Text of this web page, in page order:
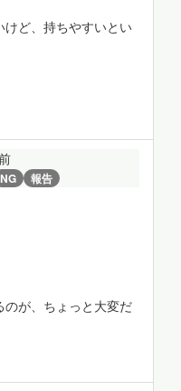
ど、持ちやすいとい
NG 報告
が、ちょっと大変だ